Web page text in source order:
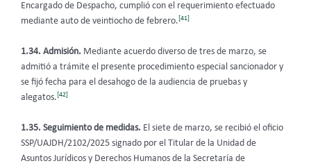
Encargado de Despacho, cumplió con el requerimiento efectuado
mediante auto de veintiocho de febrero.[41]
1.34. Admisión. Mediante acuerdo diverso de tres de marzo, se
admitió a trámite el presente procedimiento especial sancionador y
se fijó fecha para el desahogo de la audiencia de pruebas y
alegatos.[42]
1.35. Seguimiento de medidas. El siete de marzo, se recibió el oficio
SSP/UAJDH/2102/2025 signado por el Titular de la Unidad de
Asuntos Jurídicos y Derechos Humanos de la Secretaría de